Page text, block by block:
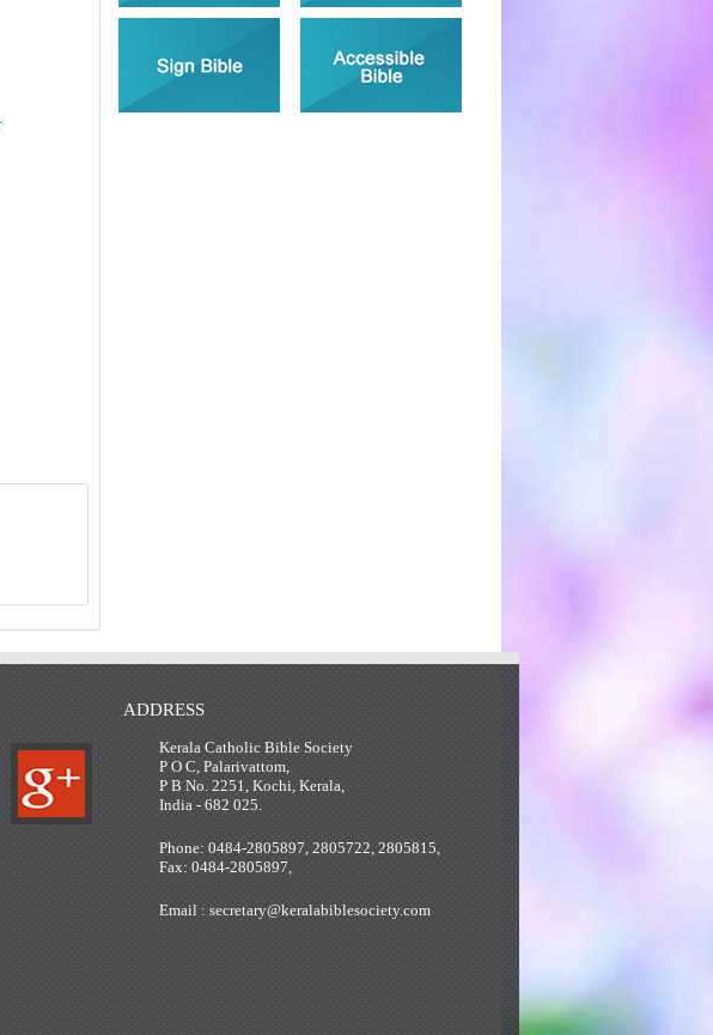
ADDRESS
Kerala Catholic Bible Society
P O C, Palarivattom,
P B No. 2251, Kochi, Kerala,
India - 682 025.
Phone: 0484-2805897, 2805722, 2805815,
Fax: 0484-2805897,
Email : secretary@keralabiblesociety.com